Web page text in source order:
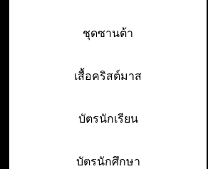
ชุดซานต้า
เสื้อคริสต์มาส
บัตรนักเรียน
บัตรนักศึกษา